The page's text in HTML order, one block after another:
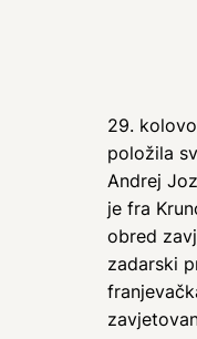
29.
položila
Andrej
je fra
obred
zadarski